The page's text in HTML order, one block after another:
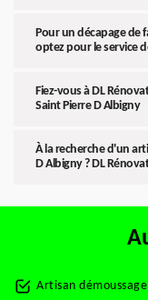
Pour un décapage de
optez pour le service
Fiez-vous à DL
Saint Pierre D Albigny
À la recherche d'un
D Albigny ? DL
Artisan